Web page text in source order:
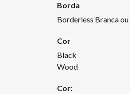
Borda
Borderless Branca
Cor
Black
Wood
Cor: